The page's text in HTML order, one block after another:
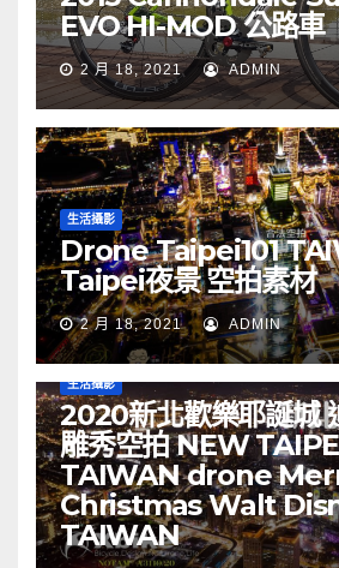
EVO HI-MOD 公路車
2 月 18, 2021 ADMIN
生活攝影
Drone Taipei101
Taipei夜景 空拍素材
2 月 18, 2021 ADMIN
生活攝影
2020新北歡樂耶誕城
雕秀空拍 NEW
TAIWAN drone
Christmas Walt
TAIWAN